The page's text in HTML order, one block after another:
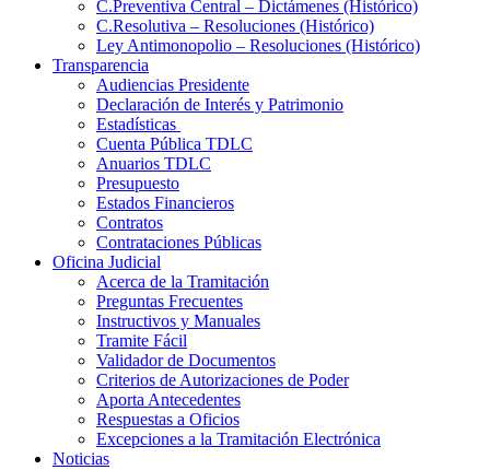
C.Preventiva Central – Dictámenes (Histórico)
C.Resolutiva – Resoluciones (Histórico)
Ley Antimonopolio – Resoluciones (Histórico)
Transparencia
Audiencias Presidente
Declaración de Interés y Patrimonio
Estadísticas
Cuenta Pública TDLC
Anuarios TDLC
Presupuesto
Estados Financieros
Contratos
Contrataciones Públicas
Oficina Judicial
Acerca de la Tramitación
Preguntas Frecuentes
Instructivos y Manuales
Tramite Fácil
Validador de Documentos
Criterios de Autorizaciones de Poder
Aporta Antecedentes
Respuestas a Oficios
Excepciones a la Tramitación Electrónica
Noticias